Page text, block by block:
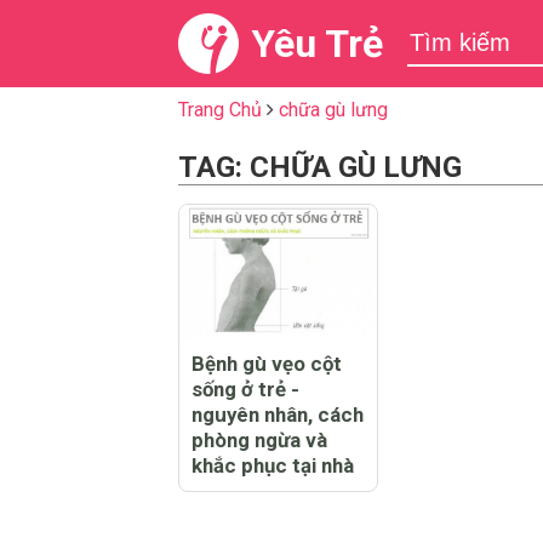
Yêu Trẻ
Trang Chủ chữa gù lưng
TAG: CHỮA GÙ LƯNG
Bệnh gù vẹo cột
sống ở trẻ -
nguyên nhân, cách
phòng ngừa và
khắc phục tại nhà